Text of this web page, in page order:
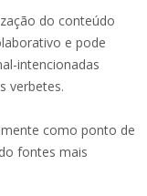
do conteúdo
e pode
intencionadas
verbetes.
como ponto de
fontes mais